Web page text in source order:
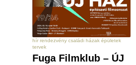
hír rendezvény családi házak épületek
tervek
Fuga Filmklub – ÚJ